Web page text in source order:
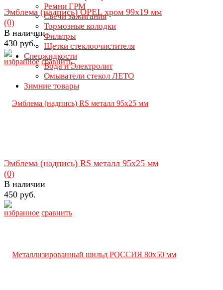
Ремни ГРМ
Свечи зажигания
Тормозные колодки
Фильтры
Щетки стеклоочистителя
Спецжидкости
Вода и Электролит
Омыватели стекол ЛЕТО
Зимние товары
избранное сравнить
Эмблема (надпись) OPEL хром 99х19 мм
(0)
В наличии
430 руб.
избранное сравнить
Эмблема (надпись) RS металл 95х25 мм
(0)
В наличии
450 руб.